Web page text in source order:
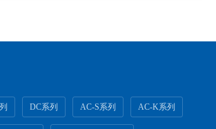
DC系列 AC-S系列 AC-K系列